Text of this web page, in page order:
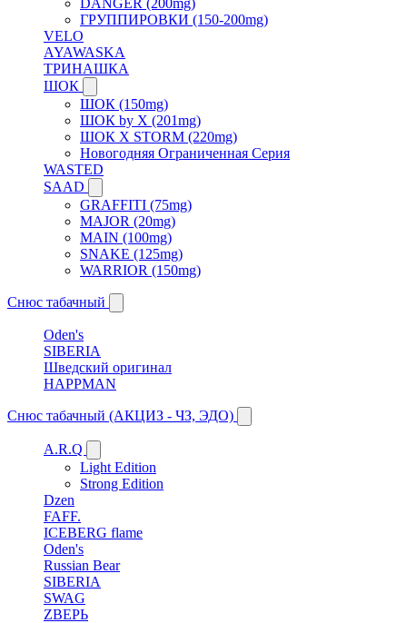
ГРУППИРОВКИ (150-200mg)
VELO
AYAWASKA
ТРИНАШКА
ШОК
ШОК (150mg)
ШОК by X (201mg)
ШОК X STORM (220mg)
Новогодняя Ограниченная Серия
WASTED
SAAD
GRAFFITI (75mg)
MAJOR (20mg)
MAIN (100mg)
SNAKE (125mg)
WARRIOR (150mg)
Снюс табачный
Oden's
SIBERIA
Шведский оригинал
HAPPMAN
Снюс табачный (АКЦИЗ - ЧЗ, ЭДО)
A.R.Q
Light Edition
Strong Edition
Dzen
FAFF.
ICEBERG flame
Oden's
Russian Bear
SIBERIA
SWAG
ZВЕРЬ